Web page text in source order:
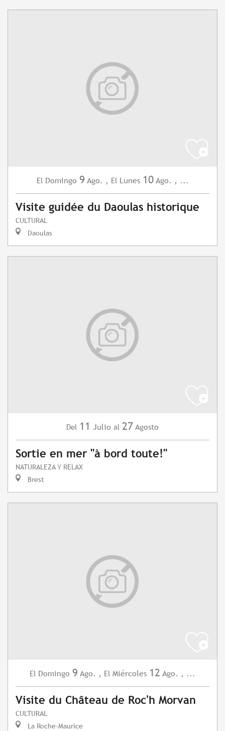
El Domingo 9 Ago. , El Lunes 10 Ago. , ...
Visite guidée du Daoulas historique
CULTURAL
Daoulas
Del 11 Julio al 27 Agosto
Sortie en mer "à bord toute!"
NATURALEZA Y RELAX
Brest
El Domingo 9 Ago. , El Miércoles 12 Ago. , ...
Visite du Château de Roc'h Morvan
CULTURAL
La Roche-Maurice